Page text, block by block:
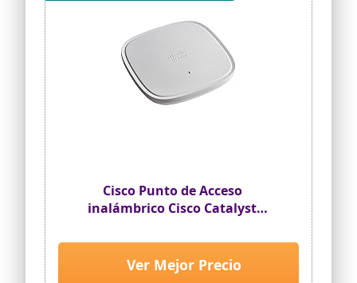
Cisco Punto de Acceso
inalámbrico Cisco Catalyst
4, Controlador gestionado, PoE,
Antena Interna, (C9115AXI-E)
Ver Mejor Precio